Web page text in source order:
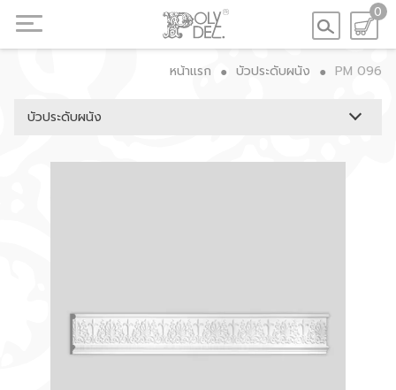
0
หน้าแรก ● บัวประดับผนัง ● PM 096
บัวประดับผนัง